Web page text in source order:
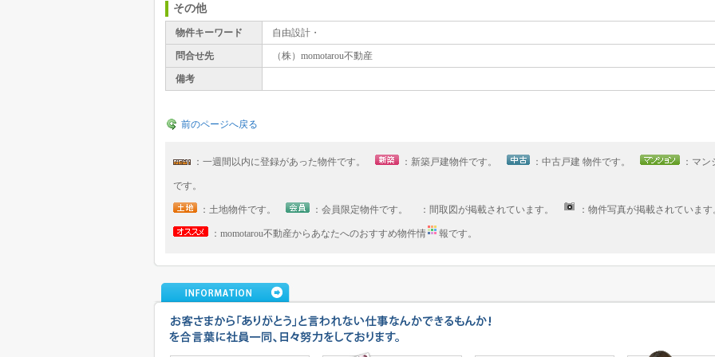
その他
物件キーワード 自由設計・
問合せ先 （株）momotarou不動産
備考
前のページへ戻る
：一週間以内に登録があった物件です。 ：新築戸建物件です。 ：中古戸建 物件です。 ：マ
です。
：土地物件です。 ：会員限定物件です。 ：間取図が掲載されています。 ：物件写真が掲載されています
：momotarou不動産からあなたへのおすすめ物件情 報です。